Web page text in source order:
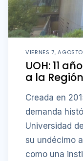
VIERNES 7, AGOSTO
UOH: 11
a la
Creada en
demanda
Universidad
su undécimo
como una